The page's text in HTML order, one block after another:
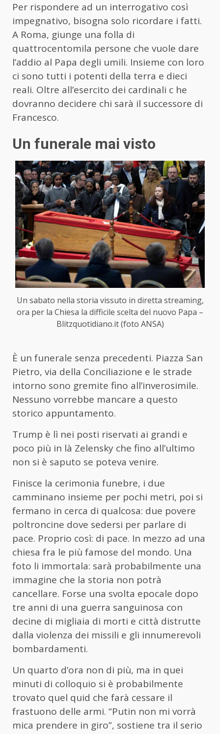
Per rispondere ad un interrogativo così
impegnativo, bisogna solo ricordare i fatti.
A Roma, giunge una folla di
quattrocentomila persone che vuole dare
l’addio al Papa degli umili. Insieme con loro
ci sono tutti i potenti della terra e dieci
reali. Oltre all’esercito dei cardinali c he
dovranno decidere chi sarà il successore di
Francesco.
Un funerale mai visto
Un sabato nella storia vissuto in diretta streaming,
ora per la Chiesa la difficile scelta del nuovo Papa –
Blitzquotidiano.it (foto ANSA)
È un funerale senza precedenti. Piazza San
Pietro, via della Conciliazione e le strade
intorno sono gremite fino all’inverosimile.
Nessuno vorrebbe mancare a questo
storico appuntamento.
Trump è lì nei posti riservati ai grandi e
poco più in là Zelensky che fino all’ultimo
non si è saputo se poteva venire.
Finisce la cerimonia funebre, i due
camminano insieme per pochi metri, poi si
fermano in cerca di qualcosa: due povere
poltroncine dove sedersi per parlare di
pace. Proprio così: di pace. In mezzo ad una
chiesa fra le più famose del mondo. Una
foto li immortala: sarà probabilmente una
immagine che la storia non potrà
cancellare. Forse una svolta epocale dopo
tre anni di una guerra sanguinosa con
decine di migliaia di morti e città distrutte
dalla violenza dei missili e gli innumerevoli
bombardamenti.
Un quarto d’ora non di più, ma in quei
minuti di colloquio si è probabilmente
trovato quel quid che farà cessare il
frastuono delle armi. “Putin non mi vorrà
mica prendere in giro”, sostiene tra il serio